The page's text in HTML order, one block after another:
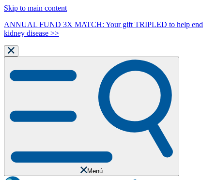
Skip to main content
ANNUAL FUND 3X MATCH: Your gift TRIPLED to help end
kidney disease >>
Menú